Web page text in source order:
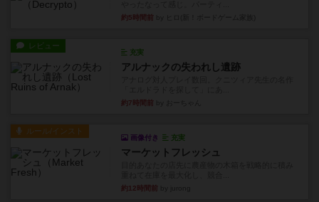
約5時間前
レビュー
充実
アルナックの失われし遺跡
約7時間前
ルール/インスト
画像付き 充実
マーケットフレッシュ
約12時間前